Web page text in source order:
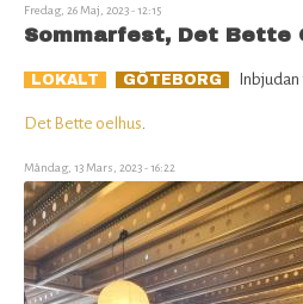
Fredag, 26 Maj, 2023 - 12:15
Sommarfest, Det Bette
LOKALT GÖTEBORG Inbjudan
Det Bette oelhus
Måndag, 13 Mars, 2023 - 16:22